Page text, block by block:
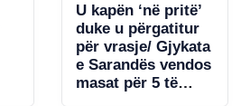
U kapën ‘në pritë’
duke u përgatitur
për vrasje/ Gjykata
e Sarandës vendos
masat për 5 të